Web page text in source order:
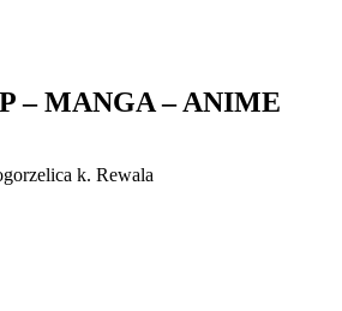
– MANGA – ANIME
k. Rewala